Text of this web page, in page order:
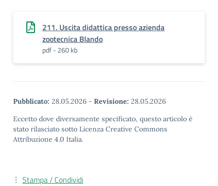
211. Uscita didattica presso azienda
zootecnica Blando
pdf - 260 kb
Pubblicato: 28.05.2026 - Revisione: 28.05.2026
Eccetto dove diversamente specificato, questo articolo è
stato rilasciato sotto Licenza Creative Commons
Attribuzione 4.0 Italia.
Stampa / Condividi